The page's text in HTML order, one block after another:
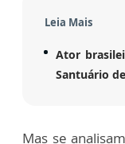
Leia Mais
Ator
Santuário
Mas se